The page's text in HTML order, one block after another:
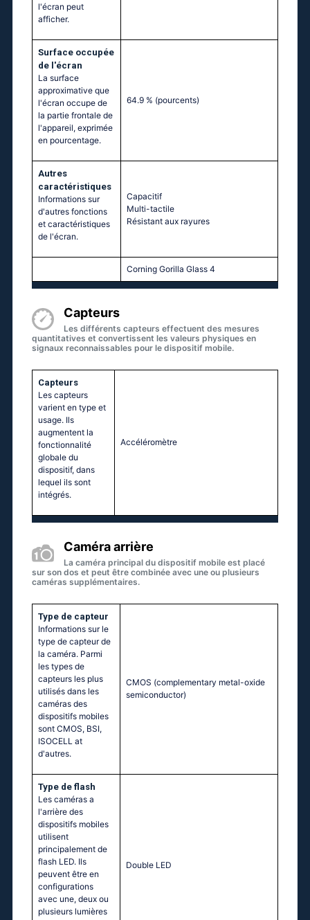
l'écran peut
afficher.
Surface occupée
de l'écran
La surface
approximative que
l'écran occupe de
la partie frontale de
l'appareil, exprimée
en pourcentage.
64.9 % (pourcents)
Autres
caractéristiques
Informations sur
d'autres fonctions
et caractéristiques
de l'écran.
Capacitif
Multi-tactile
Résistant aux rayures
Corning Gorilla Glass 4
Capteurs
Les différents capteurs effectuent des mesures
quantitatives et convertissent les valeurs physiques en
signaux reconnaissables pour le dispositif mobile.
Capteurs
Les capteurs
varient en type et
usage. Ils
augmentent la
fonctionnalité
globale du
dispositif, dans
lequel ils sont
intégrés.
Accéléromètre
Caméra arrière
La caméra principal du dispositif mobile est placé
sur son dos et peut être combinée avec une ou plusieurs
caméras supplémentaires.
Type de capteur
Informations sur le
type de capteur de
la caméra. Parmi
les types de
capteurs les plus
utilisés dans les
caméras des
dispositifs mobiles
sont CMOS, BSI,
ISOCELL at
d'autres.
CMOS (complementary metal-oxide
semiconductor)
Type de flash
Les caméras a
l'arrière des
dispositifs mobiles
utilisent
principalement de
flash LED. Ils
peuvent être en
configurations
avec une, deux ou
plusieurs lumières
Double LED